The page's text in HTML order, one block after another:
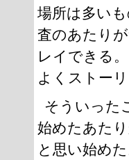
場所は多い
査のあたり
レイできる
よくストーリ
そういった
始めたあた
と思い始めた